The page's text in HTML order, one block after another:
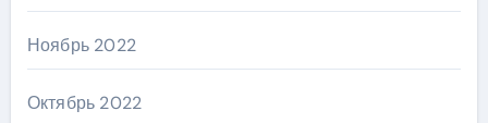
Ноябрь 2022
Октябрь 2022